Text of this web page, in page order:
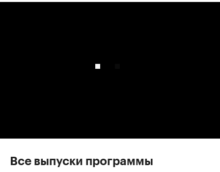
Все выпуски программы